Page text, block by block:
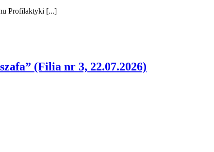
Profilaktyki [...]
(Filia nr 3, 22.07.2026)